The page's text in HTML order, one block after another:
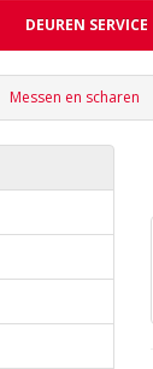
DEUREN SERVICE
Messen en scharen